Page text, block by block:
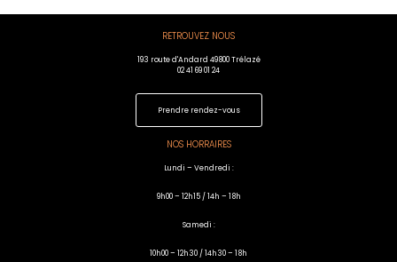
RETROUVEZ NOUS
193 route d'Andard 49800 Trélazé
02 41 69 01 24
Prendre rendez-vous
NOS HORRAIRES
Lundi – Vendredi :
9h00 – 12h15 / 14h – 18h
Samedi :
10h00 – 12h30 / 14h30 – 18h